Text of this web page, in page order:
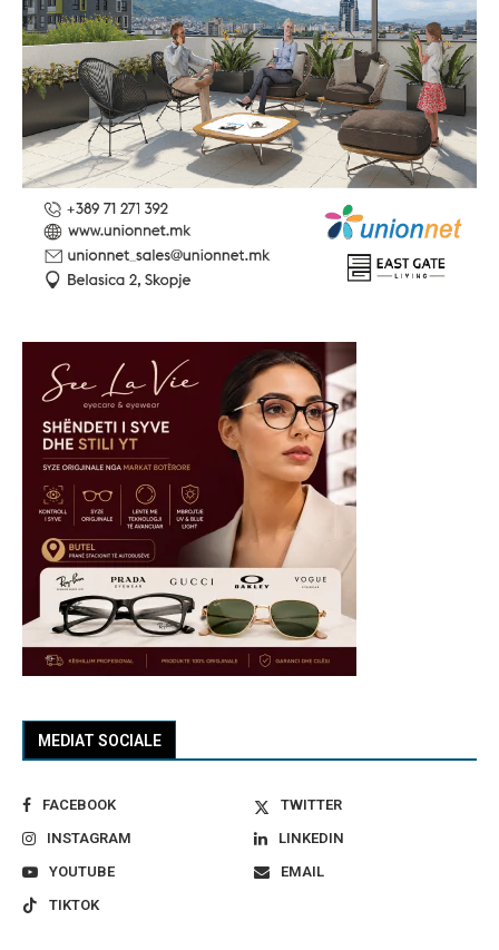
MEDIAT SOCIALE
FACEBOOK
TWITTER
INSTAGRAM
LINKEDIN
YOUTUBE
EMAIL
TIKTOK